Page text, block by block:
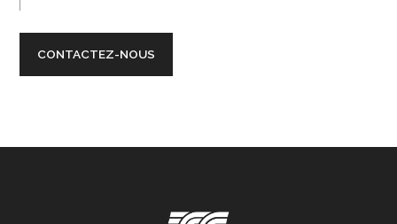
CONTACTEZ-NOUS